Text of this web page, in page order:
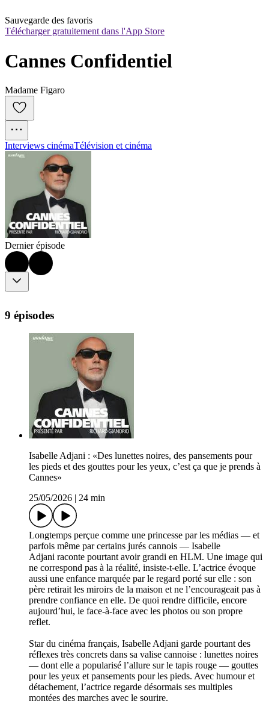
Sauvegarde des favoris
Télécharger gratuitement dans l'App Store
Cannes Confidentiel
Madame Figaro
Interviews cinémaTélévision et cinéma
Dernier épisode
9 épisodes
Isabelle Adjani : «Des lunettes noires, des pansements pour
les pieds et des gouttes pour les yeux, c’est ça que je prends à
Cannes»
25/05/2026
24 min
Longtemps perçue comme une princesse par les médias — et
parfois même par certains jurés cannois — Isabelle
Adjani raconte pourtant avoir grandi en HLM. Une image qui
ne correspond pas à la réalité, insiste-t-elle. L’actrice évoque
aussi une enfance marquée par le regard porté sur elle : son
père retirait les miroirs de la maison et ne l’encourageait pas à
prendre confiance en elle. De quoi rendre difficile, encore
aujourd’hui, le face-à-face avec les photos ou son propre
reflet.
Star du cinéma français, Isabelle Adjani garde pourtant des
réflexes très concrets dans sa valise cannoise : lunettes noires
— dont elle a popularisé l’allure sur le tapis rouge — gouttes
pour les yeux et pansements pour les pieds. Avec humour et
détachement, l’actrice regarde désormais ses multiples
montées des marches avec le sourire.